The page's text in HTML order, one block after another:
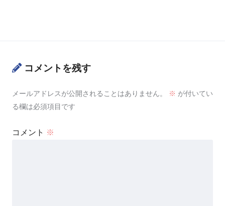
コメントを残す
メールアドレスが公開されることはありません。 ※ が付いてい
る欄は必須項目です
コメント ※